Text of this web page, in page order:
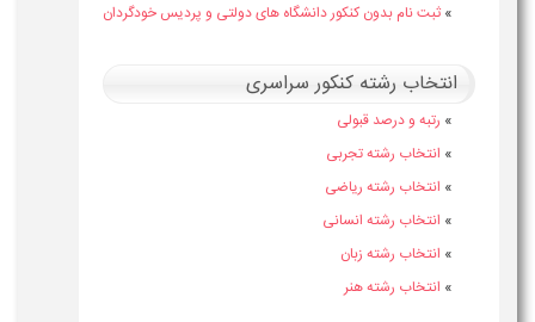
» ثبت نام بدون کنکور دانشگاه های دولتی و پردیس خودگردان
انتخاب رشته کنکور سراسری
» رتبه و درصد قبولی
» انتخاب رشته تجربی
» انتخاب رشته ریاضی
» انتخاب رشته انسانی
» انتخاب رشته زبان
» انتخاب رشته هنر